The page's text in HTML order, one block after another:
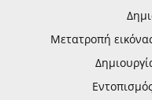
Μετατροπή